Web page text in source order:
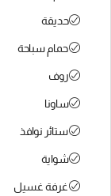
حديقة
حمام سباحة
روف
ساونا
ستائر نوافذ
شواية
غرفة غسيل